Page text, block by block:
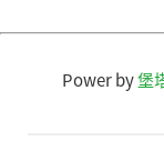
Power by堡